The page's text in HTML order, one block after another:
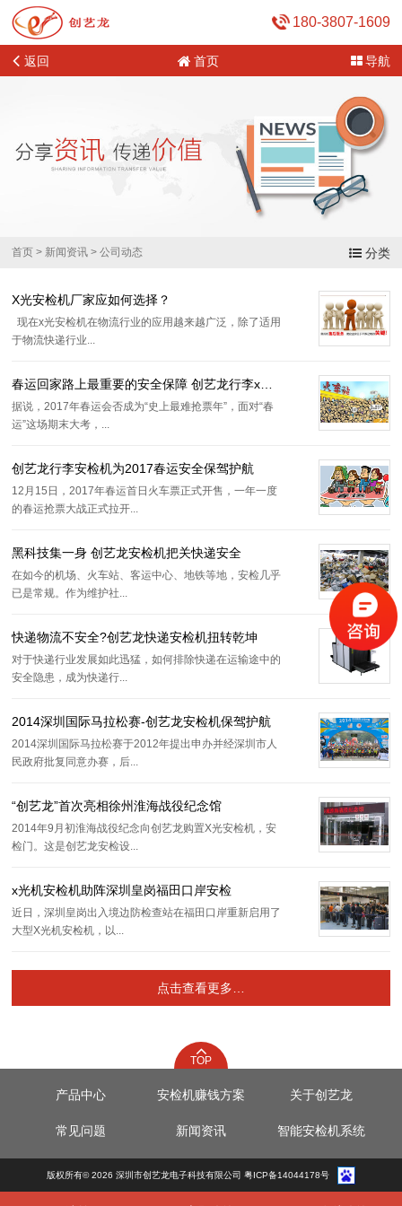
180-3807-1609
返回 首页 导航
分类
首页 > 新闻资讯 >公司动态
X光安检机厂家应如何选择？
现在x光安检机在物流行业的应用越来越广泛，除了适用
于物流快递行业...
据说，2017年春运会否成为“史上最难抢票年”，面对“春
运”这场期末大考，...
创艺龙行李安检机为2017春运安全保驾护航
12月15日，2017年春运首日火车票正式开售，一年一度
的春运抢票大战正式拉开...
黑科技集一身 创艺龙安检机把关快递安全
在如今的机场、火车站、客运中心、地铁等地，安检几乎
已是常规。作为维护社...
快递物流不安全?创艺龙快递安检机扭转乾坤
对于快递行业发展如此迅猛，如何排除快递在运输途中的
安全隐患，成为快递行...
2014深圳国际马拉松赛-创艺龙安检机保驾护航
2014深圳国际马拉松赛于2012年提出申办并经深圳市人
民政府批复同意办赛，后...
“创艺龙”首次亮相徐州淮海战役纪念馆
2014年9月初淮海战役纪念向创艺龙购置X光安检机，安
检门。这是创艺龙安检设...
x光机安检机助阵深圳皇岗福田口岸安检
近日，深圳皇岗出入境边防检查站在福田口岸重新启用了
大型X光机安检机，以...
点击查看更多…
TOP
产品中心 安检机赚钱方案 关于创艺龙
常见问题 新闻资讯 智能安检机系统
版权所有© 2026 深圳市创艺龙电子科技有限公司 粤ICP备14044178号